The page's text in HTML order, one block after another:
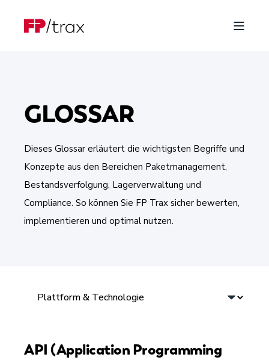
GLOSSAR
Dieses Glossar erläutert die wichtigsten Begriffe und
Konzepte aus den Bereichen Paketmanagement,
Bestandsverfolgung, Lagerverwaltung und
Compliance. So können Sie FP Trax sicher bewerten,
implementieren und optimal nutzen.
API (Application Programming